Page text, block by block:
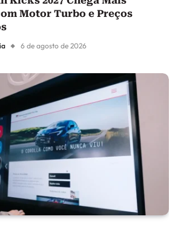
Motor Turbo e Preços
6 de agosto de 2026